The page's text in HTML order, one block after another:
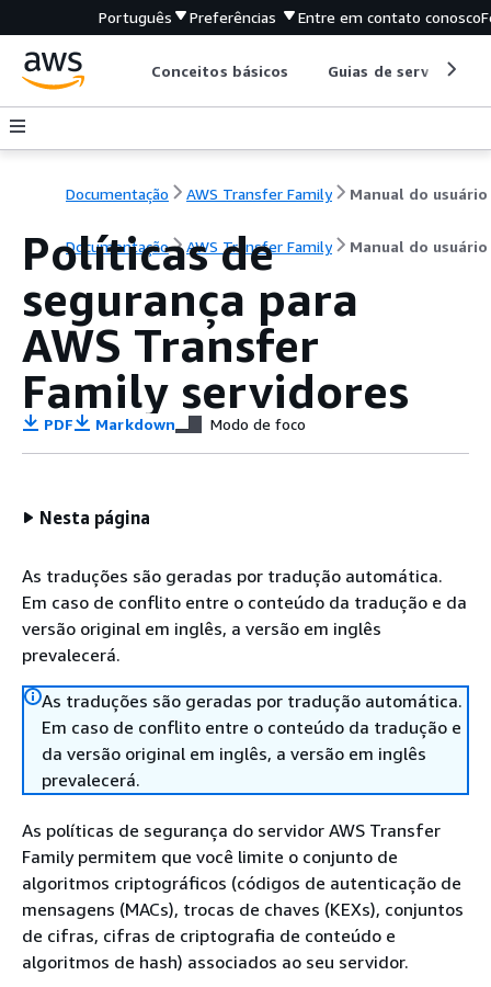
Português Preferências Entre em contato conosco
Conceitos básicos Guias de serviço
Documentação AWS Transfer Family Manual do usuário
Documentação AWS Transfer Family Manual do usuário
Políticas de
segurança para
AWS Transfer
Family servidores
PDF Markdown Modo de foco
Nesta página
As traduções são geradas por tradução automática.
Em caso de conflito entre o conteúdo da tradução e da
versão original em inglês, a versão em inglês
prevalecerá.
As traduções são geradas por tradução automática.
Em caso de conflito entre o conteúdo da tradução e
da versão original em inglês, a versão em inglês
prevalecerá.
As políticas de segurança do servidor AWS Transfer
Family permitem que você limite o conjunto de
algoritmos criptográficos (códigos de autenticação de
mensagens (MACs), trocas de chaves (KEXs), conjuntos
de cifras, cifras de criptografia de conteúdo e
algoritmos de hash) associados ao seu servidor.